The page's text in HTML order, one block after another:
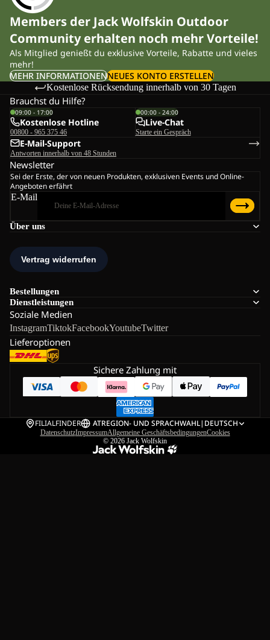
Members der Jack Wolfskin Outdoor
Community erhalten noch mehr Vorteile!
Als Mitglied genießt du exklusive Vorteile, Rabatte und vieles
mehr!
MEHR INFORMATIONENNEUES KONTO ERSTELLEN
Kostenlose Rücksendung innerhalb von 30 Tagen
Über uns
Bestellungen
Dienstleistungen
Soziale Medien
InstagramTiktokFacebookYoutubeTwitter
Lieferoptionen
Brauchst du Hilfe?
09:00 - 17:00
Kostenlose Hotline
00800 - 965 375 46
00:00 - 24:00
Live-Chat
Starte ein Gespräch
E-Mail-Support
Antworten innerhalb von 48 Stunden
Newsletter
Sei der Erste, der von neuen Produkten, exklusiven Events und Online-
Angeboten erfährt
E-Mail
Sichere Zahlung mit
FILIALFINDER ATREGION- UND SPRACHWAHL| DEUTSCH
DatenschutzImpressumAllgemeine GeschäftsbedingungenCookies
© 2026 Jack Wolfskin